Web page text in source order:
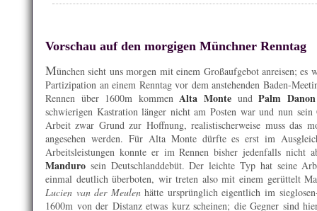
Vorschau auf den morgigen Münchner Renntag
München sieht uns morgen mit einem Großaufgebot anreisen;
Partizipation an einem Renntag vor dem anstehenden Baden-
Rennen über 1600m kommenAlta MonteundPalm Danon
schwierigen Kastration länger nicht am Posten war und nun
Arbeit zwar Grund zur Hoffnung, realistischerweise muss das
angesehen werden. Für Alta Monte dürfte es erst im
Arbeitsleistungen konnte er im Rennen bisher jedenfalls nicht
Manduro sein Deutschlanddebüt. Der leichte Typ hat seine
einmal deutlich überboten, wir treten also mit einem gerüttelt
Lucien van der Meulenhätte ursprünglich eigentlich im
1600m von der Distanz etwas kurz scheinen; die Gegner sind